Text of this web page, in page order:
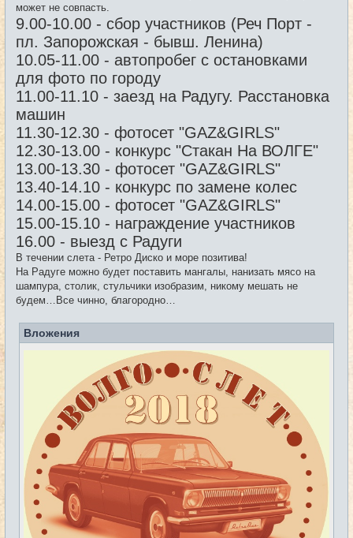
может не совпасть.
9.00-10.00 - сбор участников (Реч Порт -
пл. Запорожская - бывш. Ленина)
10.05-11.00 - автопробег с остановками
для фото по городу
11.00-11.10 - заезд на Радугу. Расстановка
машин
11.30-12.30 - фотосет "GAZ&GIRLS"
12.30-13.00 - конкурс "Стакан На ВОЛГЕ"
13.00-13.30 - фотосет "GAZ&GIRLS"
13.40-14.10 - конкурс по замене колес
14.00-15.00 - фотосет "GAZ&GIRLS"
15.00-15.10 - награждение участников
16.00 - выезд с Радуги
В течении слета - Ретро Диско и море позитива!
На Радуге можно будет поставить мангалы, нанизать мясо на
шампура, столик, стульчики изобразим, никому мешать не
будем…Все чинно, благородно…
Вложения